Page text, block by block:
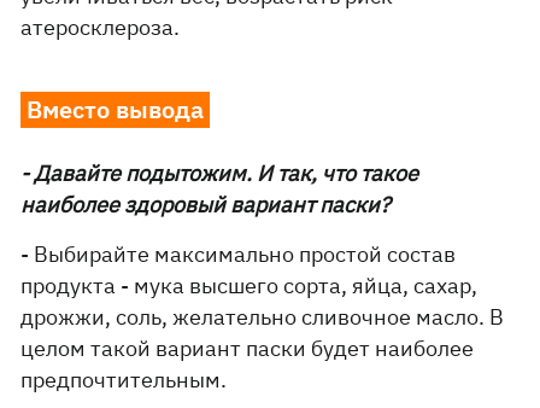
атеросклероза.
Вместо вывода
- Давайте подытожим. И так, что такое
наиболее здоровый вариант паски?
- Выбирайте максимально простой состав
продукта - мука высшего сорта, яйца, сахар,
дрожжи, соль, желательно сливочное масло. В
целом такой вариант паски будет наиболее
предпочтительным.